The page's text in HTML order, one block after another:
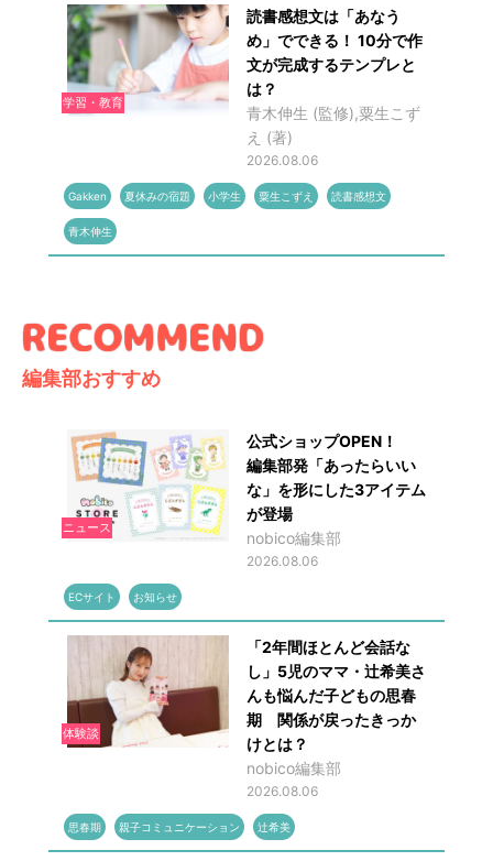
学習・教育
読書感想文は「あなう
め」でできる！ 10分で作
文が完成するテンプレと
は？
青木伸生 (監修),粟生こず
え (著)
2026.08.06
Gakken 夏休みの宿題 小学生 粟生こずえ 読書感想文
青木伸生
編集部おすすめ
ニュース
公式ショップOPEN！
編集部発「あったらいい
な」を形にした3アイテム
が登場
nobico編集部
2026.08.06
ECサイト お知らせ
体験談
「2年間ほとんど会話な
し」5児のママ・辻希美さ
んも悩んだ子どもの思春
期 関係が戻ったきっか
けとは？
nobico編集部
2026.08.06
思春期 親子コミュニケーション 辻希美